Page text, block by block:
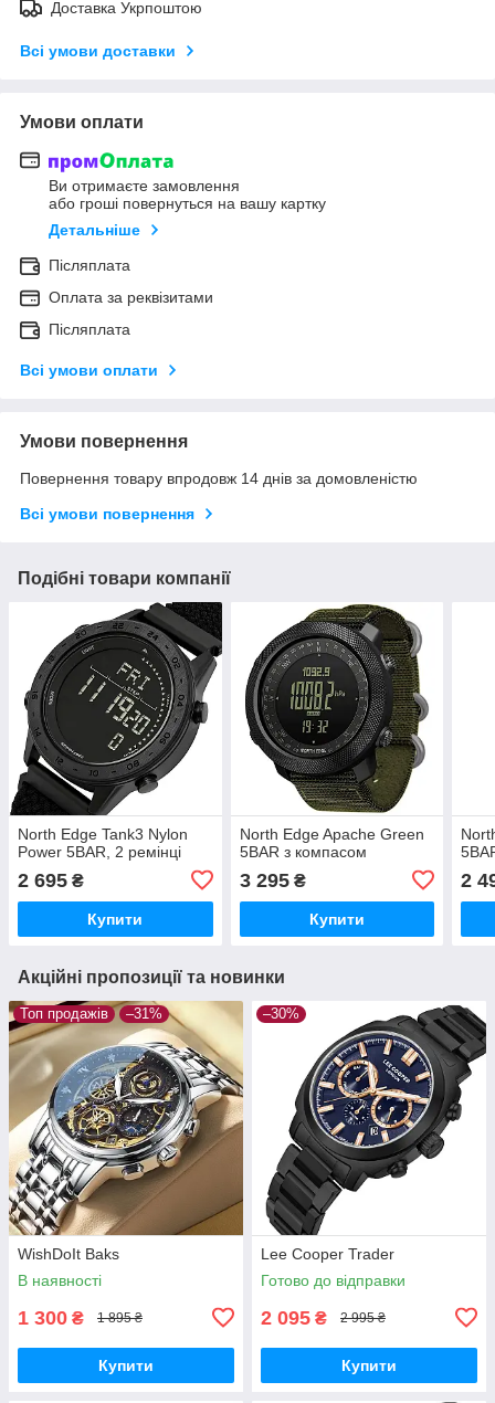
Доставка Укрпоштою
Всі умови доставки
Умови оплати
Ви отримаєте замовлення
або гроші повернуться на вашу картку
Детальніше
Післяплата
Оплата за реквізитами
Післяплата
Всі умови оплати
Умови повернення
Повернення товару впродовж 14 днів за домовленістю
Всі умови повернення
Подібні товари компанії
North Edge Tank3 Nylon
Power 5BAR, 2 ремінці
2 695 ₴
Купити
North Edge Apache Green
5BAR з компасом
3 295₴
Купити
2
Акційні пропозиції та новинки
Топ продажів –31%
WishDoIt Baks
В наявності
1 300 ₴ 1 895 ₴
Купити
–30%
Lee Cooper Trader
Готово до відправки
2 095 ₴ 2 995 ₴
Купити